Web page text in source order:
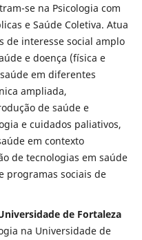
se na Psicologia com
e Saúde Coletiva. Atua
de interesse social amplo
e doença (física e
em diferentes
ampliada,
de saúde e
e cuidados paliativos,
em contexto
de tecnologias em saúde
programas sociais de
de Fortaleza
na Universidade de